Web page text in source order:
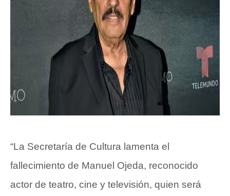
“La Secretaría de Cultura lamenta el
fallecimiento de Manuel Ojeda, reconocido
actor de teatro, cine y televisión, quien será